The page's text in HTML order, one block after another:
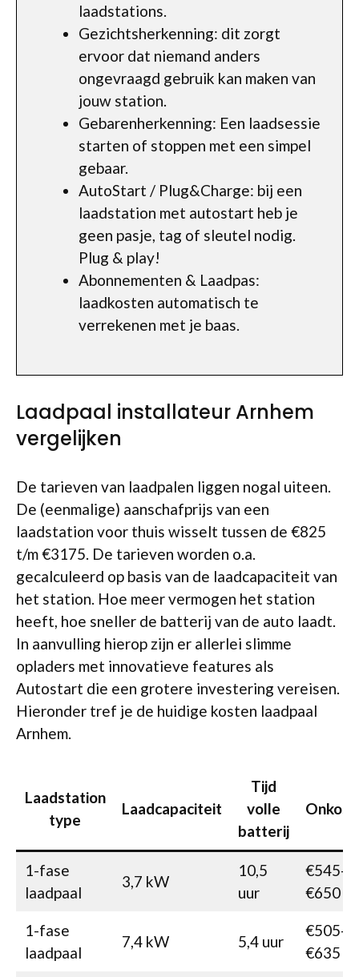
laadstations.
Gezichtsherkenning: dit zorgt
ervoor dat niemand anders
ongevraagd gebruik kan maken van
jouw station.
Gebarenherkenning: Een laadsessie
starten of stoppen met een simpel
gebaar.
AutoStart / Plug&Charge: bij een
laadstation met autostart heb je
geen pasje, tag of sleutel nodig.
Plug & play!
Abonnementen & Laadpas:
laadkosten automatisch te
verrekenen met je baas.
Laadpaal installateur Arnhem
vergelijken
De tarieven van laadpalen liggen nogal uiteen.
De (eenmalige) aanschafprijs van een
laadstation voor thuis wisselt tussen de €825
t/m €3175. De tarieven worden o.a.
gecalculeerd op basis van de laadcapaciteit van
het station. Hoe meer vermogen het station
heeft, hoe sneller de batterij van de auto laadt.
In aanvulling hierop zijn er allerlei slimme
opladers met innovatieve features als
Autostart die een grotere investering vereisen.
Hieronder tref je de huidige kosten laadpaal
Arnhem.
Laadstation
type
Laadcapaciteit
Tijd
volle
batterij
1-fase
laadpaal
3,7 kW
10,5
uur
€545-
€650
1-fase
laadpaal
7,4 kW 5,4 uur
€505-
€635